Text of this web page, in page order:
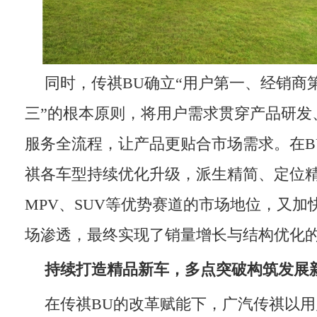
同时，传祺BU确立“用户第一、经销商
三”的根本原则，将用户需求贯穿产品研
服务全流程，让产品更贴合市场需求。在
祺各车型持续优化升级，派生精简、定位
MPV、SUV等优势赛道的市场地位，又加
场渗透，最终实现了销量增长与结构优化
持续打造精品新车，多点突破构筑发展
在传祺BU的改革赋能下，广汽传祺以